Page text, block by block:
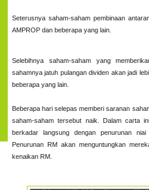
Seterusnya saham-saham pembinaan
AMPROP dan beberapa yang lain.
Selebihnya saham-saham yang
sahamnya jatuh pulangan dividen akan jadi
beberapa yang lain.
Beberapa hari selepas memberi saranan
saham-saham tersebut naik. Dalam carta
berkadar langsung dengan penurunan
Penurunan RM akan menguntungkan
kenaikan RM.